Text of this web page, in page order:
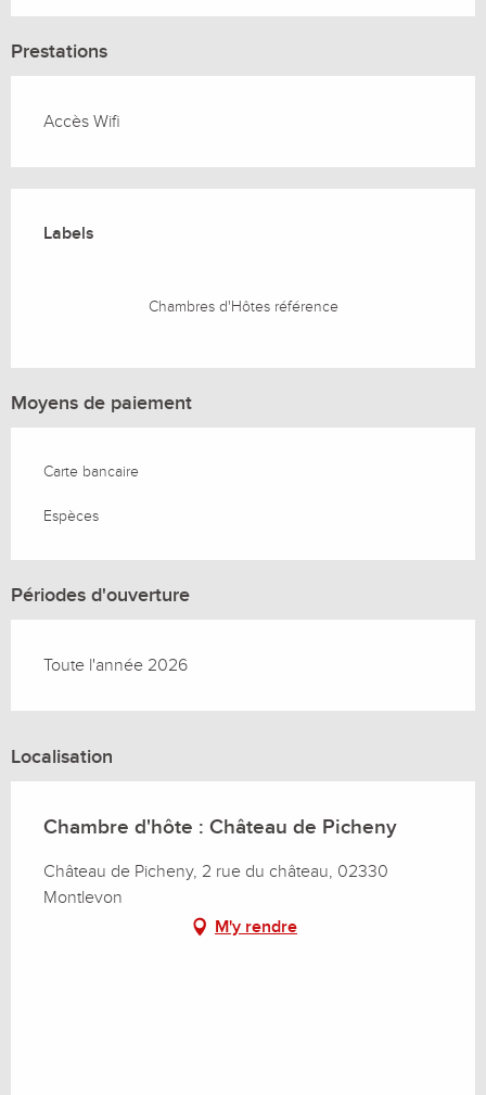
Prestations
Accès Wifi
Labels
Labels
Chambres d'Hôtes référence
Moyens de paiement
Carte bancaire
Espèces
Périodes d'ouverture
Toute l'année 2026
Localisation
Chambre d'hôte : Château de Picheny
Château de Picheny, 2 rue du château, 02330
Montlevon
M'y rendre